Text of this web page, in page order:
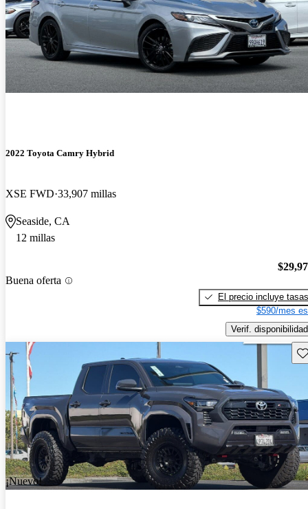
2022 Toyota Camry Hybrid
XSE FWD 33,907 millas
Seaside, CA
12 millas
Buena oferta
El precio incluye tasas
$590/mes
Verif. disponibilidad
¡Nuevo!